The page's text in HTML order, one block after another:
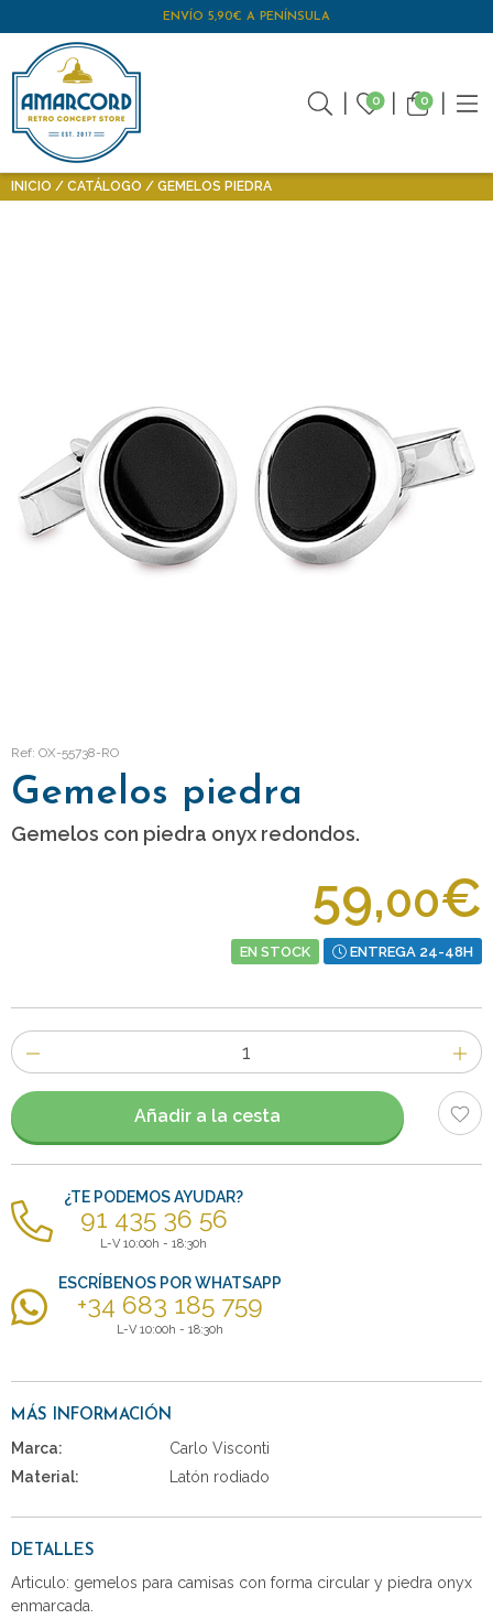
ENVÍO 5,90€ A PENÍNSULA
0 0
INICIO CATÁLOGO GEMELOS PIEDRA
Ref: OX-55738-RO
Gemelos piedra
Gemelos con piedra onyx redondos.
59,00€
EN STOCK ENTREGA 24-48H
Número
de
artículos
Añadir a la cesta
¿TE PODEMOS AYUDAR?
91 435 36 56
L-V 10:00h - 18:30h
ESCRÍBENOS POR WHATSAPP
+34 683 185 759
L-V 10:00h - 18:30h
MÁS INFORMACIÓN
Marca:
Carlo Visconti
Material:
Latón rodiado
DETALLES
Articulo: gemelos para camisas con forma circular y piedra onyx
enmarcada.